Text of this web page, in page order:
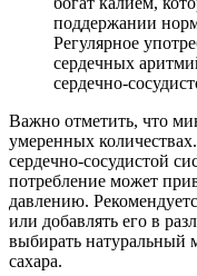
поддержании
Регулярное
сердечных
сердечно-
Важно отметить, что
умеренных
сердечно-сосудистой
потребление может
давлению.
или добавлять его в
выбирать натуральный
сахара.